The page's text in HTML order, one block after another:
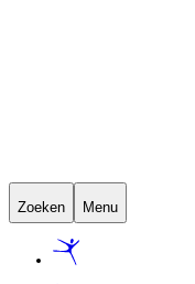
Zoeken Menu